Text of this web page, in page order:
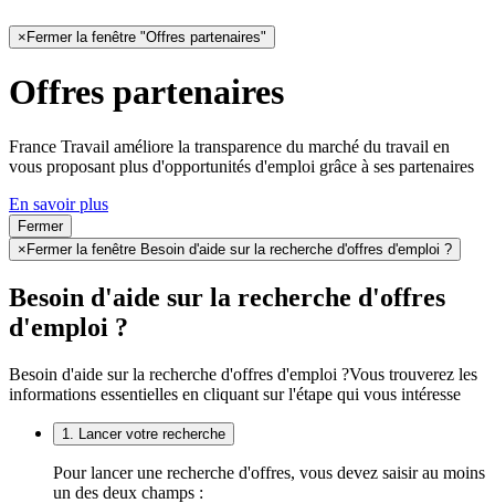
× Fermer la fenêtre "Offres partenaires"
Offres partenaires
France Travail améliore la transparence du marché du travail en
vous proposant plus d'opportunités d'emploi grâce à ses partenaires
En savoir plus
Fermer
× Fermer la fenêtre Besoin d'aide sur la recherche d'offres d'emploi ?
Besoin d'aide sur la recherche d'offres
d'emploi ?
Besoin d'aide sur la recherche d'offres d'emploi ?Vous trouverez les
informations essentielles en cliquant sur l'étape qui vous intéresse
1. Lancer votre recherche
Pour lancer une recherche d'offres, vous devez saisir au moins
un des deux champs :